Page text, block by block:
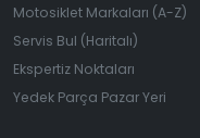
Motosiklet Markaları (A-Z)
Servis Bul (Haritalı)
Ekspertiz Noktaları
Yedek Parça Pazar Yeri